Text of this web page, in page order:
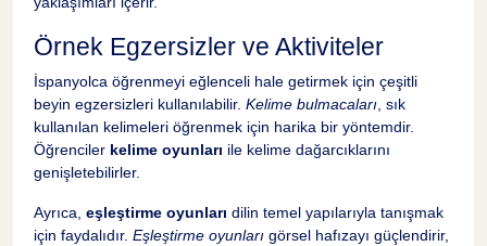
Örnek Egzersizler ve Aktiviteler
İspanyolca öğrenmeyi eğlenceli hale getirmek için çeşitli
beyin egzersizleri kullanılabilir. Kelime bulmacaları, sık
kullanılan kelimeleri öğrenmek için harika bir yöntemdir.
Öğrenciler kelime oyunları ile kelime dağarcıklarını
genişletebilirler.
Ayrıca, eşleştirme oyunları dilin temel yapılarıyla tanışmak
için faydalıdır. Eşleştirme oyunları görsel hafızayı güçlendirir,